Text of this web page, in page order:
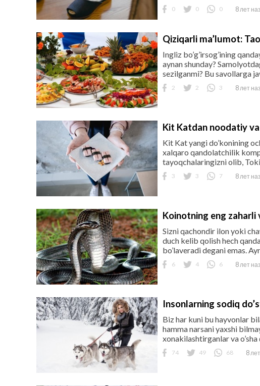
0 0 0 8 лет
Qiziqarli ma’lumot:
Ingliz bo’g’irsog’ining
aynan shunday?
sezilganmi? Bu savollarga
2 2 3 8 лет
Kit Katdan noodatiy
Kit Kat yangi do’konining
xalqaro qandolatchilik
tayoqchalaringizni olib,
3 3 7 8 лет
Koinotning eng
Sizni qachondir ilon yoki
duch kelib qolish hech
bo’laveradi degani emas.
6 4 6 8 лет
Insonlarning sodiq
Biz har kuni bu hayvonlar
hamma narsani yaxshi
xonakilashtirganlar va
74 49 68 8